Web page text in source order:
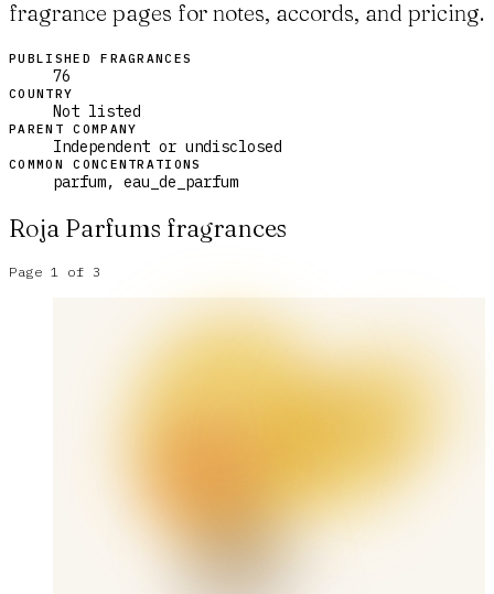
fragrance pages for notes, accords, and pricing.
PUBLISHED FRAGRANCES
76
COUNTRY
Not listed
PARENT COMPANY
Independent or undisclosed
COMMON CONCENTRATIONS
parfum, eau_de_parfum
Roja Parfums fragrances
Page 1 of3